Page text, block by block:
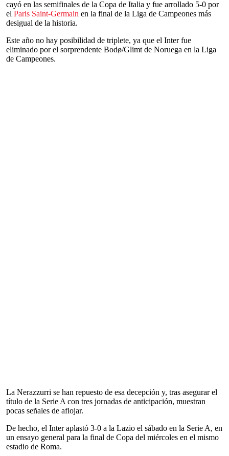
cayó en las semifinales de la Copa de Italia y fue arrollado 5-0 por
el Paris Saint-Germain en la final de la Liga de Campeones más
desigual de la historia.
Este año no hay posibilidad de triplete, ya que el Inter fue
eliminado por el sorprendente Bodø/Glimt de Noruega en la Liga
de Campeones.
La Nerazzurri se han repuesto de esa decepción y, tras asegurar el
título de la Serie A con tres jornadas de anticipación, muestran
pocas señales de aflojar.
De hecho, el Inter aplastó 3-0 a la Lazio el sábado en la Serie A, en
un ensayo general para la final de Copa del miércoles en el mismo
estadio de Roma.